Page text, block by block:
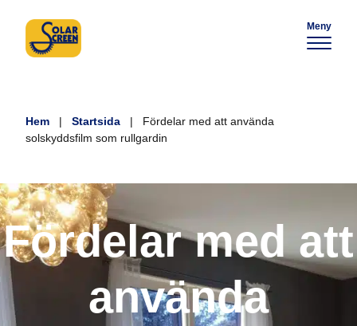
Meny
Hem | Startsida |
Fördelar med att använda
solskyddsfilm som rullgardin
Fördelar med att
använda